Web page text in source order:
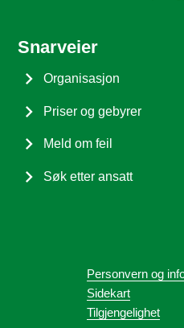
Snarveier
Organisasjon
Priser og gebyrer
Meld om feil
Søk etter ansatt
Personvern og
Sidekart
Tilgjengelighet